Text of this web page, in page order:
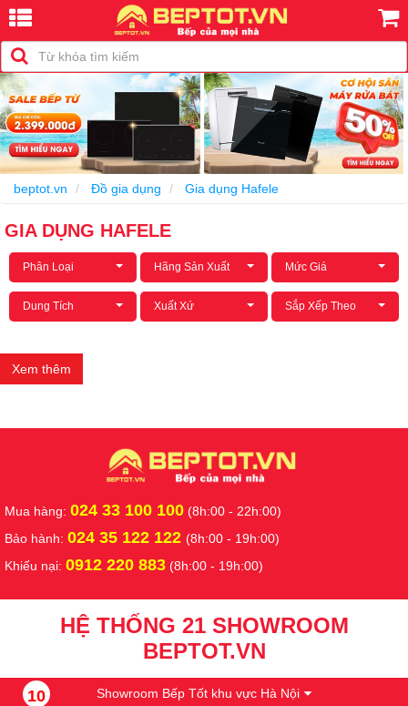
beptot.vn Đồ gia dụng Gia dụng Hafele
GIA DỤNG HAFELE
Phân Loại Hãng Sản Xuất Mức Giá
Dung Tích Xuất Xứ Sắp Xếp Theo
Xem thêm
Mua hàng: 024 33 100 100 (8h:00 - 22h:00)
Bảo hành: 024 35 122 122 (8h:00 - 19h:00)
Khiếu nại: 0912 220 883 (8h:00 - 19h:00)
HỆ THỐNG 21 SHOWROOM
BEPTOT.VN
10 Showroom Bếp Tốt khu vực Hà Nội